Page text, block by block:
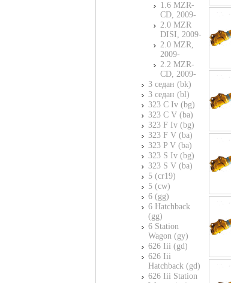
1.6 MZR-
CD, 2009-
2.0 MZR
DISI, 2009-
2.0 MZR,
2009-
2.2 MZR-
CD, 2009-
3 седан (bk)
3 седан (bl)
323 C Iv (bg)
323 C V (ba)
323 F Iv (bg)
323 F V (ba)
323 P V (ba)
323 S Iv (bg)
323 S V (ba)
5 (cr19)
5 (cw)
6 (gg)
6 Hatchback
(gg)
6 Station
Wagon (gy)
626 Iii (gd)
626 Iii
Hatchback (gd)
626 Iii Station